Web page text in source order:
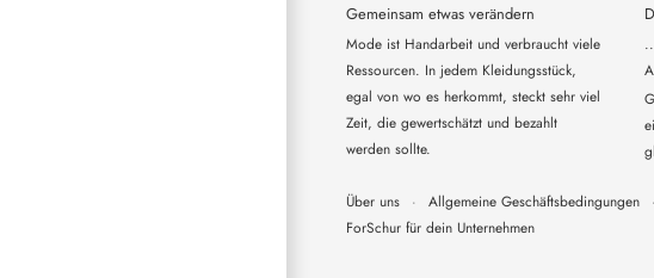
Gemeinsam etwas verändern
Mode ist Handarbeit und verbraucht viele
Ressourcen. In jedem Kleidungsstück,
egal von wo es herkommt, steckt sehr viel
Zeit, die gewertschätzt und bezahlt
werden sollte.
Über uns · Allgemeine Geschäftsbedingungen ·
ForSchur für dein Unternehmen